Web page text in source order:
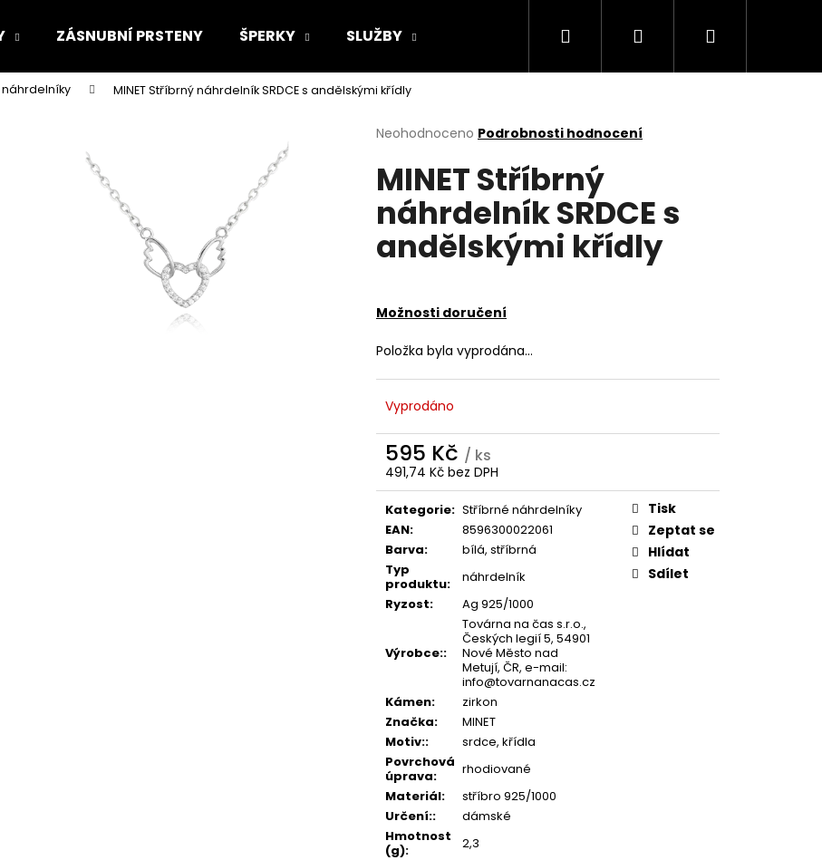
ZÁSNUBNÍ PRSTENY ŠPERKY SLUŽBY Hledat PřihlášeníNákupní
MINET Stříbrný náhrdelník SRDCE s andělskými křídly
Průměrné
produktu
je
5
hvězdiček.
Neohodnoceno Podrobnosti hodnocení
MINET Stříbrný
náhrdelník SRDCE s
andělskými křídly
Možnosti doručení
Položka byla vyprodána…
Vyprodáno
595 Kč / ks
491,74 Kč bez DPH
Měrná
cena:
Kategorie: Stříbrné náhrdelníky
EAN:
8596300022061
Barva:
bílá, stříbrná
Typ
produktu:
náhrdelník
Ryzost: Ag 925/1000
Výrobce::
Továrna na čas s.r.o.,
Českých legií 5, 54901
Nové Město nad
Metují, ČR, e-mail:
info@tovarnanacas.cz
Kámen:
zirkon
Značka:
MINET
Motiv::
srdce, křídla
Povrchová
úprava:
rhodiované
Materiál:
stříbro 925/1000
Určení::
dámské
Hmotnost
(g):
2,3
Tisk
Zeptat se
Hlídat
Sdílet
Co potřebujete najít?
HLEDAT
Doporučujeme